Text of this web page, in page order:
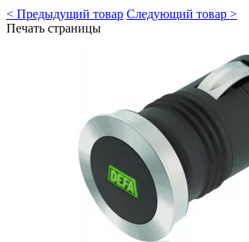
< Предыдущий товар Следующий товар >
Печать страницы